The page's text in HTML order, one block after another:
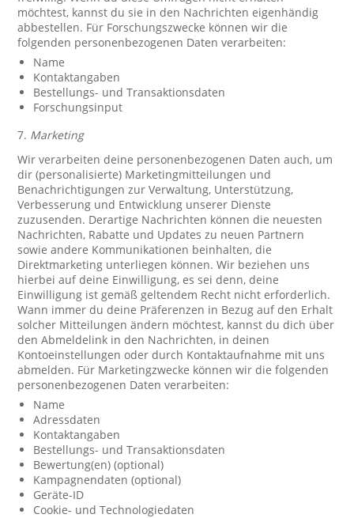
möchtest, kannst du sie in den Nachrichten eigenhändig
abbestellen. Für Forschungszwecke können wir die
folgenden personenbezogenen Daten verarbeiten:
Name
Kontaktangaben
Bestellungs- und Transaktionsdaten
Forschungsinput
7. Marketing
Wir verarbeiten deine personenbezogenen Daten auch, um
dir (personalisierte) Marketingmitteilungen und
Benachrichtigungen zur Verwaltung, Unterstützung,
Verbesserung und Entwicklung unserer Dienste
zuzusenden. Derartige Nachrichten können die neuesten
Nachrichten, Rabatte und Updates zu neuen Partnern
sowie andere Kommunikationen beinhalten, die
Direktmarketing unterliegen können. Wir beziehen uns
hierbei auf deine Einwilligung, es sei denn, deine
Einwilligung ist gemäß geltendem Recht nicht erforderlich.
Wann immer du deine Präferenzen in Bezug auf den Erhalt
solcher Mitteilungen ändern möchtest, kannst du dich über
den Abmeldelink in den Nachrichten, in deinen
Kontoeinstellungen oder durch Kontaktaufnahme mit uns
abmelden. Für Marketingzwecke können wir die folgenden
personenbezogenen Daten verarbeiten:
Name
Adressdaten
Kontaktangaben
Bestellungs- und Transaktionsdaten
Bewertung(en) (optional)
Kampagnendaten (optional)
Geräte-ID
Cookie- und Technologiedaten